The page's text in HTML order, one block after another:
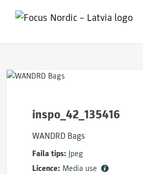
inspo_42_135416
WANDRD Bags
Faila tips: Jpeg
Licence: Media use